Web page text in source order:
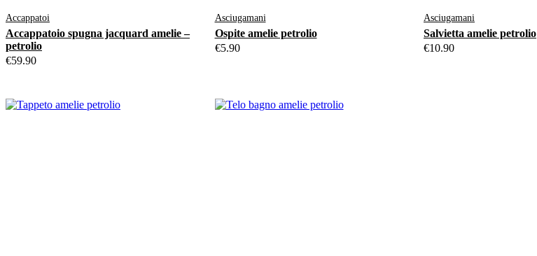
opzioni
pagina
del
Accappatoi
Accappatoio spugna jacquard amelie –
petrolio
€59.90
Asciugamani
Ospite amelie petrolio
€5.90
Asciugamani
Salvietta amelie petrolio
€10.90